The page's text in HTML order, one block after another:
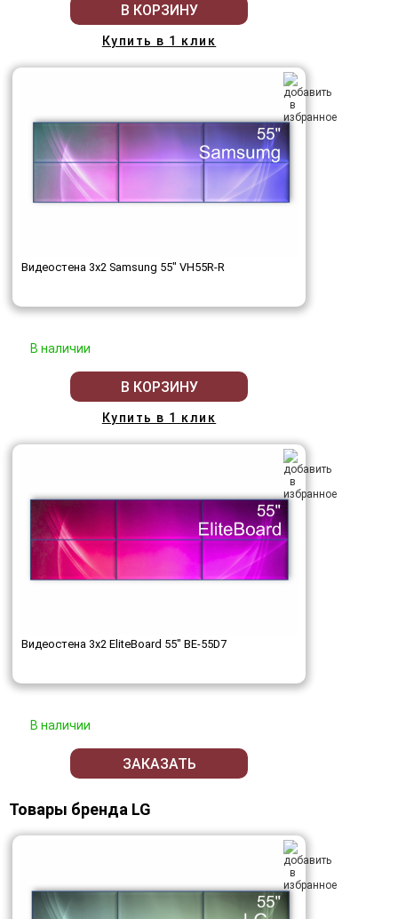
В КОРЗИНУ
Купить в 1 клик
Видеостена 3x2 Samsung 55" VH55R-R
В наличии
В КОРЗИНУ
Купить в 1 клик
Видеостена 3x2 EliteBoard 55" BE-55D7
В наличии
ЗАКАЗАТЬ
Товары бренда LG